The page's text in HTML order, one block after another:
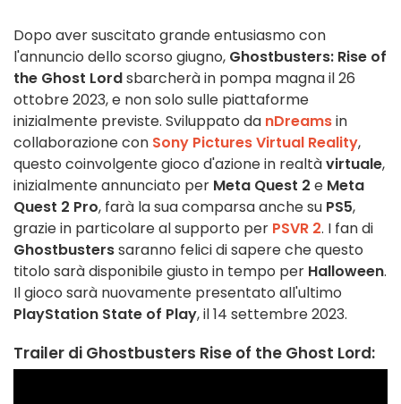
Dopo aver suscitato grande entusiasmo con
l'annuncio dello scorso giugno, Ghostbusters: Rise of
the Ghost Lordsbarcherà in pompa magna il 26
ottobre 2023, e non solo sulle piattaforme
inizialmente previste. Sviluppato da nDreamsin
collaborazione con Sony Pictures Virtual Reality,
questo coinvolgente gioco d'azione in realtàvirtuale,
inizialmente annunciato per Meta Quest 2 e Meta
Quest 2 Pro, farà la sua comparsa anche su PS5,
grazie in particolare al supporto per PSVR 2. I fan di
Ghostbusterssaranno felici di sapere che questo
titolo sarà disponibile giusto in tempo per Halloween.
Il gioco sarà nuovamente presentato all'ultimo
PlayStation State of Play, il 14 settembre 2023.
Trailer di Ghostbusters Rise of the Ghost Lord: